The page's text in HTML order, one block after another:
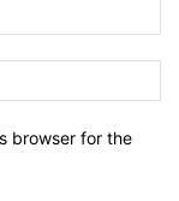
browser for the